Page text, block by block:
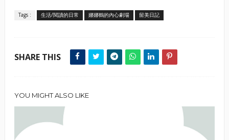
Tags : 生活/閱讀的日常 娜娜鶴的內心劇場 留美日記
SHARE THIS
YOU MIGHT ALSO LIKE